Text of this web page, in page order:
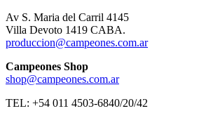
Av S. Maria del Carril 4145
Villa Devoto 1419 CABA.
produccion@campeones.com.ar
Campeones Shop
shop@campeones.com.ar
TEL: +54 011 4503-6840/20/42